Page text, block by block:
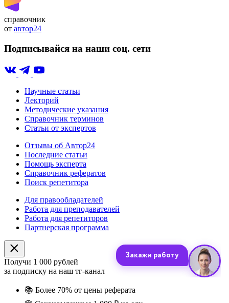
справочник
от автор24
Подписывайся на наши соц. сети
Научные статьи
Лекторий
Методические указания
Справочник терминов
Статьи от экспертов
Отзывы об Автор24
Последние статьи
Помощь эксперта
Справочник рефератов
Поиск репетитора
Для правообладателей
Работа для преподавателей
Работа для репетиторов
Партнерская программа
Получи 1 000 рублей
за подписку на наш тг-канал
📚 Более 70% от цены реферата